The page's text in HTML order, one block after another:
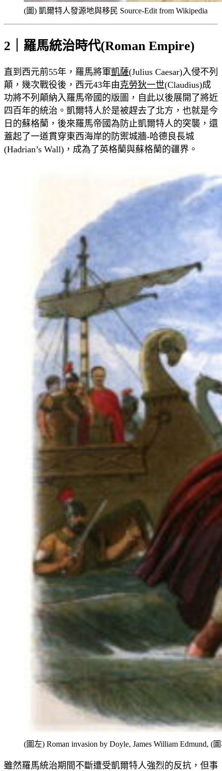
(圖) 凱爾特人發源地與移民 Source-Edit from Wikipedia
2｜羅馬統治時代(Roman Empire)
直到西元前55年，羅馬將軍凱薩(Julius Caesar)入侵不列
顛，幾次戰役後，西元43年由克勞狄一世(Claudius)成
功將不列顛納入羅馬帝國的版圖，自此以後展開了將近
四百年的統治。凱爾特人於是被趕去了北方，也就是今
日的蘇格蘭，後來羅馬帝國為防止凱爾特人的突襲，還
蓋起了一道貫穿東西海岸的防禦城牆-哈德良長城
(Hadrian’s Wall)，成為了英格蘭與蘇格蘭的疆界。
(圖左) Roman invasion by Doyle, James William Edmund, (
雖然羅馬統治期間不斷遭受凱爾特人強烈的反抗，但事